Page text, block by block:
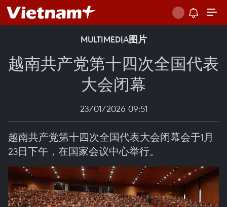
MULTIMEDIA图片
越南共产党第十四次全国代表
大会闭幕
23/01/2026 09:51
越南共产党第十四次全国代表大会闭幕会于1月
23日下午，在国家会议中心举行。